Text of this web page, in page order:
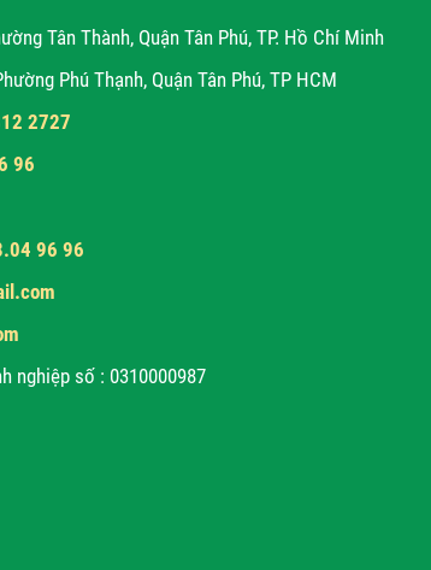
Tân Thành, Quận Tân Phú, TP. Hồ Chí Minh
Phú Thạnh, Quận Tân Phú, TP HCM
2727
96
96 96
nghiệp số : 0310000987